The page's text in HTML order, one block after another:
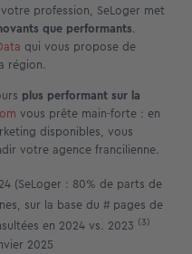
profession, SeLoger met
que performants.
qui vous propose de
région.
plus performant sur la
vous prête main-forte : en
disponibles, vous
votre agence francilienne.
(SeLoger : 80% de parts de
sur la base du # pages de
en 2024 vs. 2023 (3)
2025